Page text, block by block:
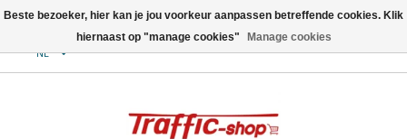
NL
Beste bezoeker, hier kan je jou voorkeur aanpassen betreffende cookies. Klik
hiernaast op "manage cookies"
Manage cookies